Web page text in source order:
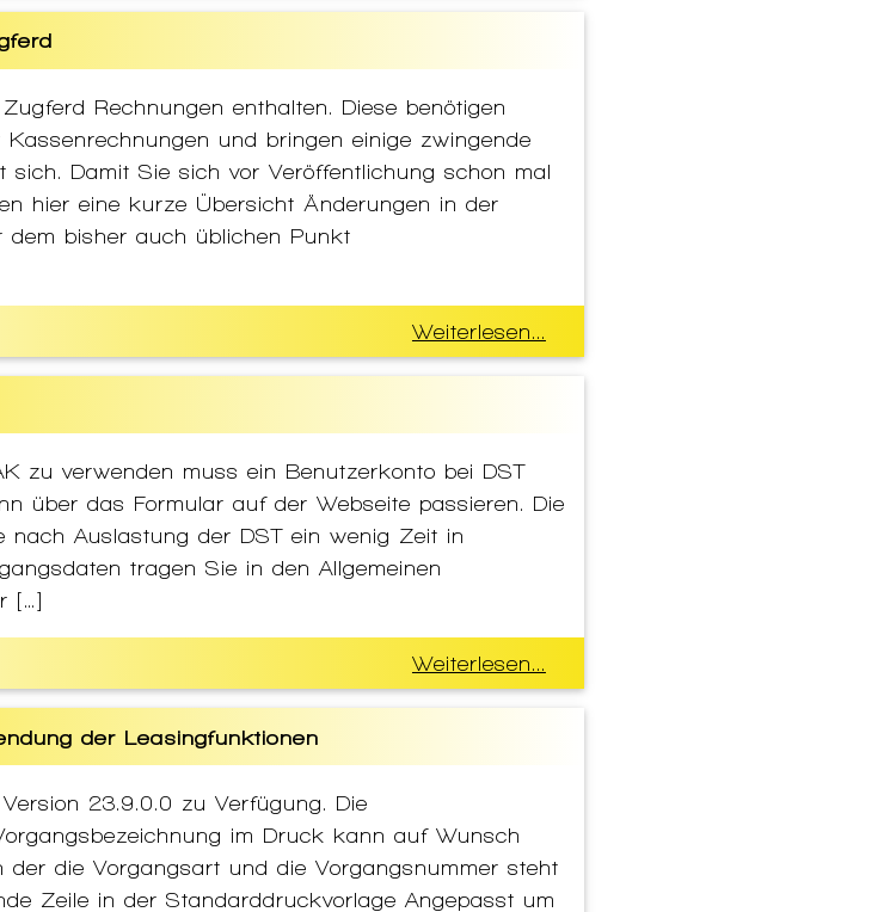
Rechnungen enthalten. Diese benötigen
und bringen einige zwingende
sich. Damit Sie sich vor Veröffentlichung schon mal
hier eine kurze Übersicht Änderungen in der
dem bisher auch üblichen Punkt
Weiterlesen...
zu verwenden muss ein Benutzerkonto bei DST
über das Formular auf der Webseite passieren. Die
Auslastung der DST ein wenig Zeit in
tragen Sie in den Allgemeinen
[…]
Weiterlesen...
der Leasingfunktionen
23.9.0.0 zu Verfügung. Die
im Druck kann auf Wunsch
die Vorgangsart und die Vorgangsnummer steht
Zeile in der Standarddruckvorlage Angepasst um